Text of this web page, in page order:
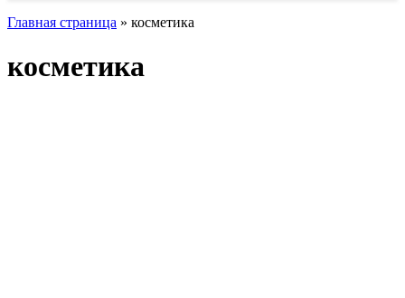
Главная страница » косметика
косметика